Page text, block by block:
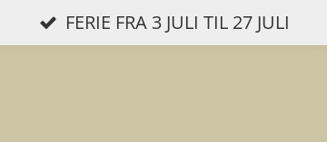
FERIE FRA 3 JULI TIL 27 JULI